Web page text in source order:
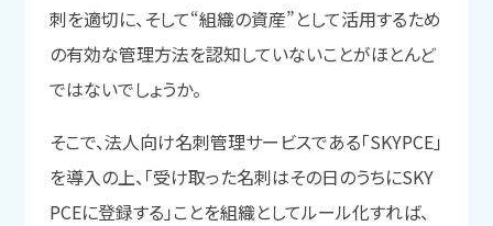
刺を適切に、そして“組織の資産”として活用するため
の有効な管理方法を認知していないことがほとんど
ではないでしょうか。
そこで、法人向け名刺管理サービスである「SKYPCE」
を導入の上、「受け取った名刺はその日のうちにSKY
PCEに登録する」ことを組織としてルール化すれば、